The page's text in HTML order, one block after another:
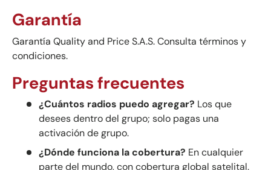
Garantía
Garantía Quality and Price S.A.S. Consulta términos y
condiciones.
Preguntas frecuentes
¿Cuántos radios puedo agregar? Los que
desees dentro del grupo; solo pagas una
activación de grupo.
¿Dónde funciona la cobertura? En cualquier
parte del mundo, con cobertura global satelital.